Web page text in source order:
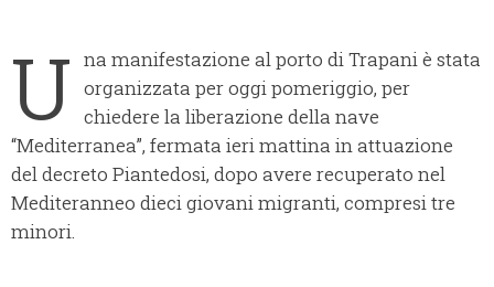
U na manifestazione al porto di Trapani è stata
organizzata per oggi pomeriggio, per
chiedere la liberazione della nave
“Mediterranea”, fermata ieri mattina in attuazione
del decreto Piantedosi, dopo avere recuperato nel
Mediteranneo dieci giovani migranti, compresi tre
minori.